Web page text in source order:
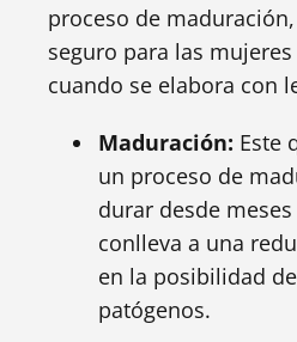
proceso de
seguro para las
cuando se elabora con
Maduración: Este
un proceso de
durar desde
conlleva a una
en la posibilidad
patógenos.